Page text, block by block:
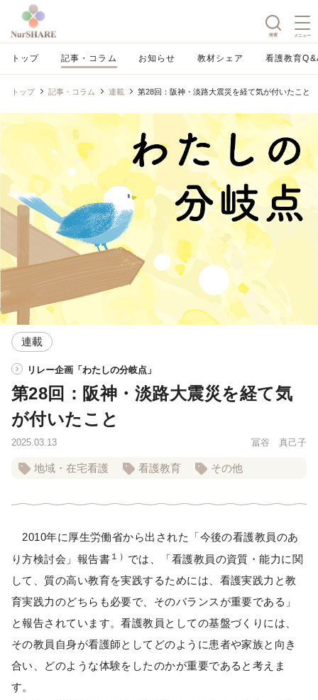
検索 メニュー
トップ 記事・コラム お知らせ 教材シェア 看護教育
トップ 記事・コラム 連載 第28回：阪神・淡路大震災を経て気が付いたこと
連載
リレー企画「わたしの分岐点」
第28回：阪神・淡路大震災を経て気
が付いたこと
2025.03.13 冨谷 真己子
地域・在宅看護 看護教育 その他
2010年に厚生労働省から出された「今後の看護教員のあ
り方検討会」報告書 １） では、「看護教員の資質・能力に関
して、質の高い教育を実践するためには、看護実践力と教
育実践力のどちらも必要で、そのバランスが重要である」
と報告されています。看護教員としての基盤づくりには、
その教員自身が看護師としてどのように患者や家族と向き
合い、どのような体験をしたのかが重要であると考えま
す。